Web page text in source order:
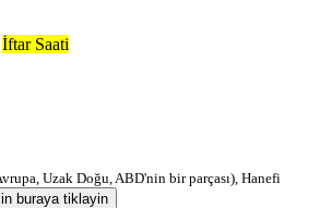
İftar Saati
Uzak Doğu, ABD'nin bir parçası), Hanefi
buraya tiklayin